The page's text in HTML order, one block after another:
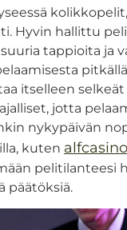
Hyvin hallittu
tappioita ja
pitkällä
itselleen selkeät
jotta
nykypäivän
kuten
pelitilanteesi
päätöksiä.